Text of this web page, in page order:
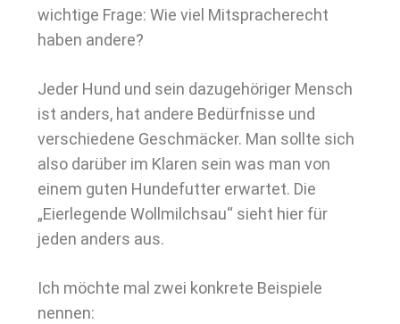
wichtige Frage: Wie viel Mitspracherecht
haben andere?
Jeder Hund und sein dazugehöriger Mensch
ist anders, hat andere Bedürfnisse und
verschiedene Geschmäcker. Man sollte sich
also darüber im Klaren sein was man von
einem guten Hundefutter erwartet. Die
„Eierlegende Wollmilchsau“ sieht hier für
jeden anders aus.
Ich möchte mal zwei konkrete Beispiele
nennen: